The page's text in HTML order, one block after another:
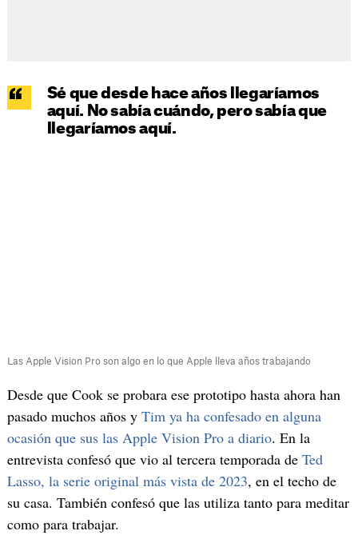
Sé que desde hace años llegaríamos
aquí. No sabía cuándo, pero sabía que
llegaríamos aquí.
Las Apple Vision Pro son algo en lo que Apple lleva años trabajando
Desde que Cook se probara ese prototipo hasta ahora han
pasado muchos años y Tim ya ha confesado en alguna
ocasión que sus las Apple Vision Pro a diario. En la
entrevista confesó que vio al tercera temporada de Ted
Lasso, la serie original más vista de 2023, en el techo de
su casa. También confesó que las utiliza tanto para meditar
como para trabajar.